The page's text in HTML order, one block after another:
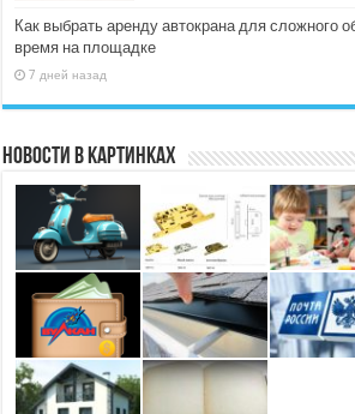
Как выбрать аренду автокрана для сложного
время на площадке
7 дней назад
Новости в картинках